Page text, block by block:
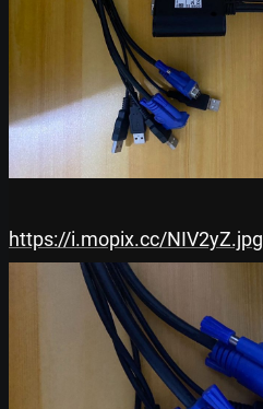
https://i.mopix.cc/NIV2yZ.jpg